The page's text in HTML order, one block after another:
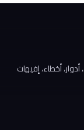
أخطاء، إفيهات